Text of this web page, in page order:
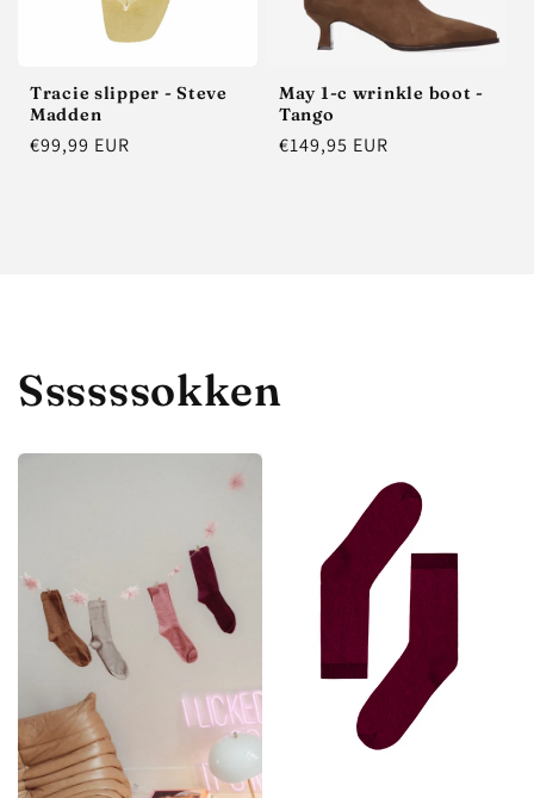
Tracie slipper - Steve
Madden
Normale
€99,99 EUR
May 1-c wrinkle boot -
Tango
Normale
€149,95 EUR
Ssssssokken